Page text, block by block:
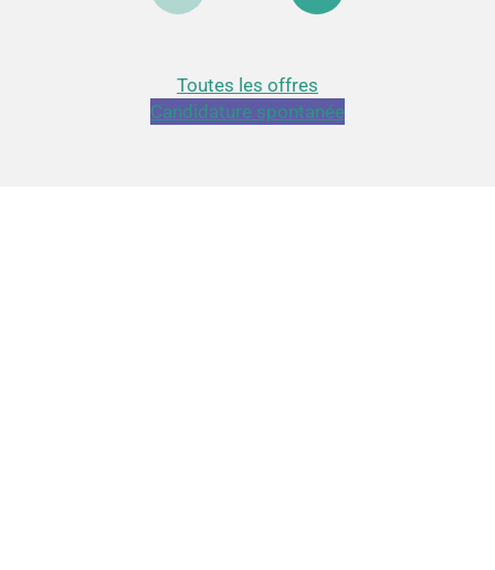
Toutes les offres
Candidature spontanée